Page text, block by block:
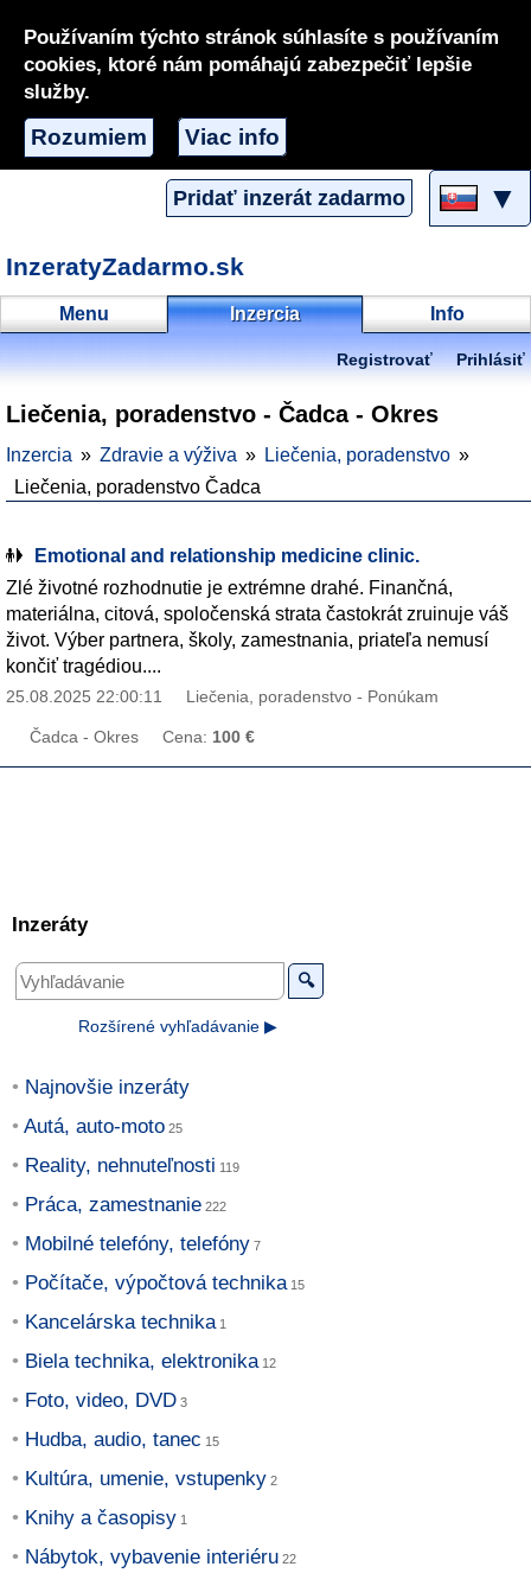
Používaním týchto stránok súhlasíte s používaním
cookies, ktoré nám pomáhajú zabezpečiť lepšie
služby.
Rozumiem Viac info
Pridať inzerát zadarmo ▼
InzeratyZadarmo.sk
Menu Inzercia Info
Registrovať Prihlásiť
Liečenia, poradenstvo - Čadca - Okres
Inzercia Zdravie a výživa
Liečenia, poradenstvo
Liečenia, poradenstvo Čadca
Emotional and relationship medicine clinic.
Zlé životné rozhodnutie je extrémne drahé. Finančná,
materiálna, citová, spoločenská strata častokrát zruinuje váš
život. Výber partnera, školy, zamestnania, priateľa nemusí
končiť tragédiou....
25.08.2025 22:00:11 Liečenia, poradenstvo - Ponúkam
Čadca - Okres Cena: 100 €
Inzeráty
🔍
Rozšírené vyhľadávanie ▶
Najnovšie inzeráty
Autá, auto-moto
Reality, nehnuteľnosti
Práca, zamestnanie
Mobilné telefóny, telefóny
Počítače, výpočtová technika
Kancelárska technika
Biela technika, elektronika
Foto, video, DVD
Hudba, audio, tanec
Kultúra, umenie, vstupenky
Knihy a časopisy
Nábytok, vybavenie interiéru